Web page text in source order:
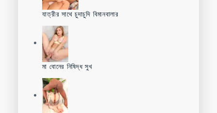
যাত্রীর সাথে চুদাচুদি বিমানবালার
মা বোনের নিষিদ্ধ সুখ